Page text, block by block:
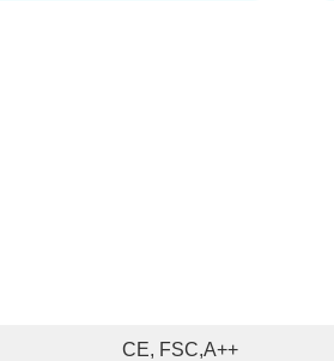
CE, FSC,A++